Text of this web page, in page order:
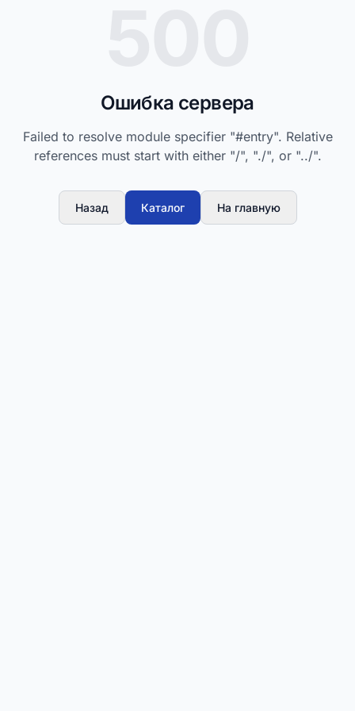
Ошибка сервера
Failed to resolve module specifier "#entry". Relative
references must start with either "/", "./", or "../".
Назад Каталог На главную